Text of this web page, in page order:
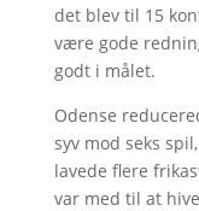
det blev til 15
være gode
godt i målet.
Odense
syv mod seks
lavede flere
var med til at